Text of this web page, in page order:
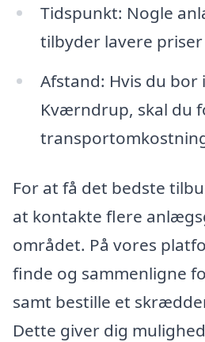
Tidspunkt: Nogle
tilbyder lavere
Afstand: Hvis du bor
Kværndrup, skal du
For at få det bedste
at kontakte flere
området. På vores
finde og sammenligne
samt bestille et
Dette giver dig